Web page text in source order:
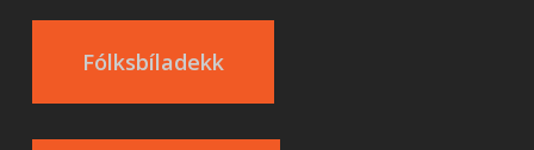
Fólksbíladekk